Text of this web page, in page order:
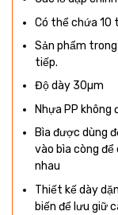
Có thể chứa 10
Sản phẩm
tiếp.
Độ dày 30µm
Nhựa PP
Bìa được dùng
vào bìa còng
nhau
Thiết kế dày
biến để lưu giữ